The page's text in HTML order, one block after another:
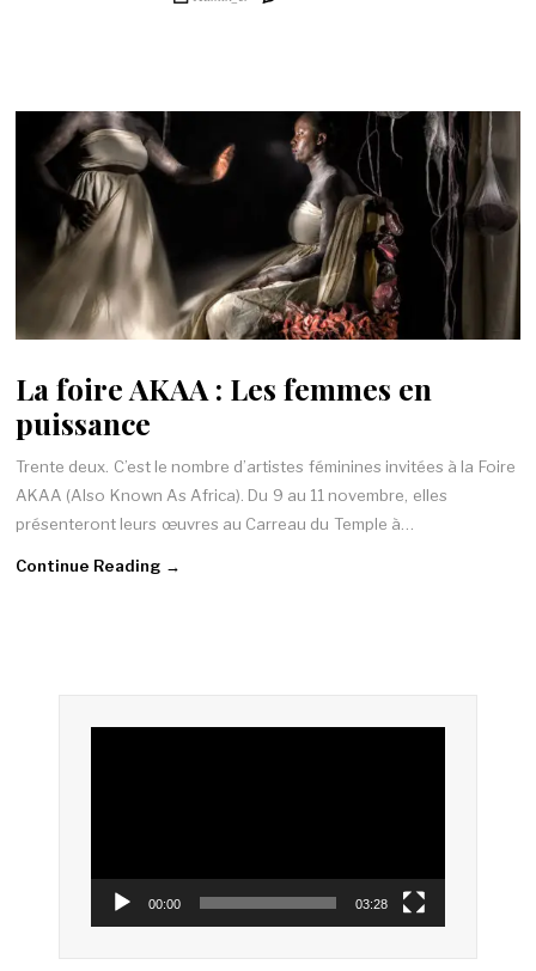
La foire AKAA : Les femmes en
puissance
Trente deux. C’est le nombre d’artistes féminines invitées à la Foire
AKAA (Also Known As Africa). Du 9 au 11 novembre, elles
présenteront leurs œuvres au Carreau du Temple à…
Continue Reading →
00:00 03:28